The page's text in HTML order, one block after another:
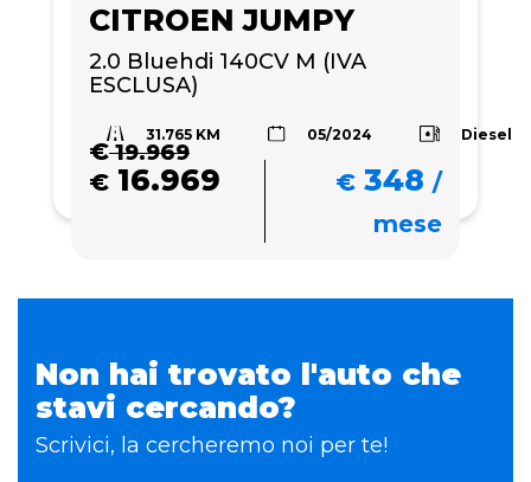
CITROEN JUMPY
2.0 Bluehdi 140CV M (IVA
ESCLUSA)
31.765 KM 05/2024 Diesel
€19.969
€ 16.969 € 348 /
mese
Non hai trovato l'auto che
stavi cercando?
Scrivici, la cercheremo noi per te!